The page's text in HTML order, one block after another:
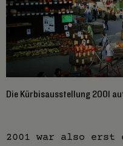
Die Kürbisausstellung 2001
2001 war also erst